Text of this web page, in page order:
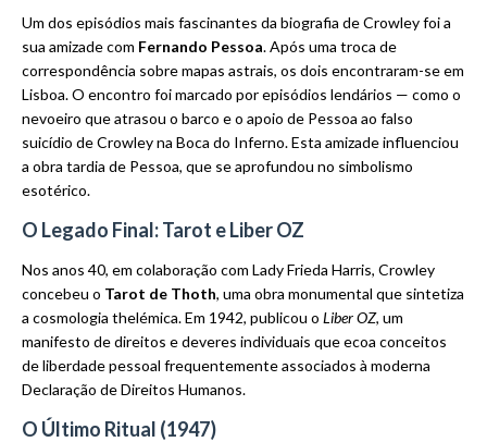
Um dos episódios mais fascinantes da biografia de Crowley foi a
sua amizade com Fernando Pessoa. Após uma troca de
correspondência sobre mapas astrais, os dois encontraram-se em
Lisboa. O encontro foi marcado por episódios lendários — como o
nevoeiro que atrasou o barco e o apoio de Pessoa ao falso
suicídio de Crowley na Boca do Inferno. Esta amizade influenciou
a obra tardia de Pessoa, que se aprofundou no simbolismo
esotérico.
O Legado Final: Tarot e Liber OZ
Nos anos 40, em colaboração com Lady Frieda Harris, Crowley
concebeu o Tarot de Thoth, uma obra monumental que sintetiza
a cosmologia thelémica. Em 1942, publicou o Liber OZ, um
manifesto de direitos e deveres individuais que ecoa conceitos
de liberdade pessoal frequentemente associados à moderna
Declaração de Direitos Humanos.
O Último Ritual (1947)